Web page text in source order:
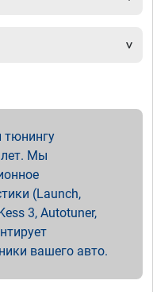
тюнингу
Мы
(Launch,
3, Autotuner,
вашего авто.